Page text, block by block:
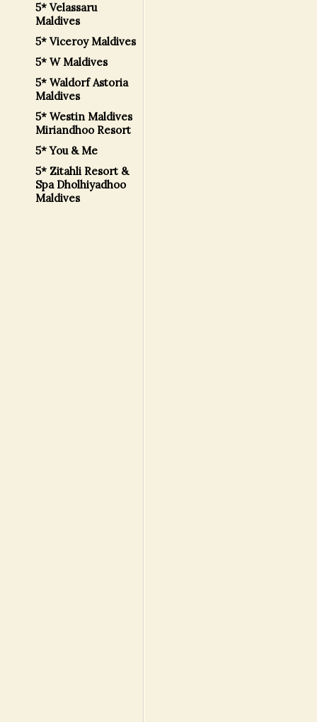
5* Velassaru
Maldives
5* Viceroy Maldives
5* W Maldives
5* Waldorf Astoria
Maldives
5* Westin Maldives
Miriandhoo Resort
5* You & Me
5* Zitahli Resort &
Spa Dholhiyadhoo
Maldives